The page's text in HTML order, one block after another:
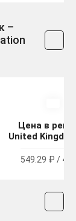
–
Цена в
United
549.29 ₽ /